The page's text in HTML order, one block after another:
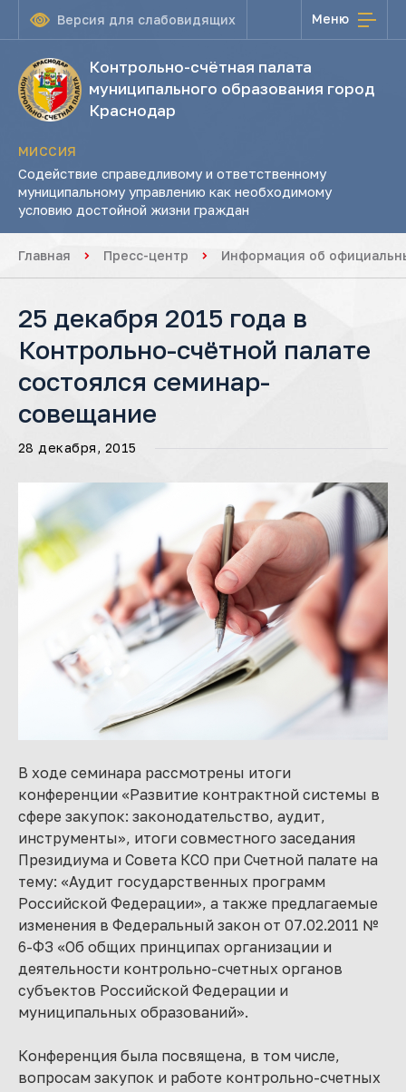
Версия для слабовидящих Меню
Контрольно-счётная палата
муниципального образования город
Краснодар
МИССИЯ
Содействие справедливому и ответственному
муниципальному управлению как необходимому
условию достойной жизни граждан
Главная Пресс-центр Информация об
25 декабря 2015 года в
Контрольно-счётной палате
состоялся семинар-
совещание
28 декабря, 2015
В ходе семинара рассмотрены итоги
конференции «Развитие контрактной системы в
сфере закупок: законодательство, аудит,
инструменты», итоги совместного заседания
Президиума и Совета КСО при Счетной палате на
тему: «Аудит государственных программ
Российской Федерации», а также предлагаемые
изменения в Федеральный закон от 07.02.2011 №
6-ФЗ «Об общих принципах организации и
деятельности контрольно-счетных органов
субъектов Российской Федерации и
муниципальных образований».
Конференция была посвящена, в том числе,
вопросам закупок и работе контрольно-счетных